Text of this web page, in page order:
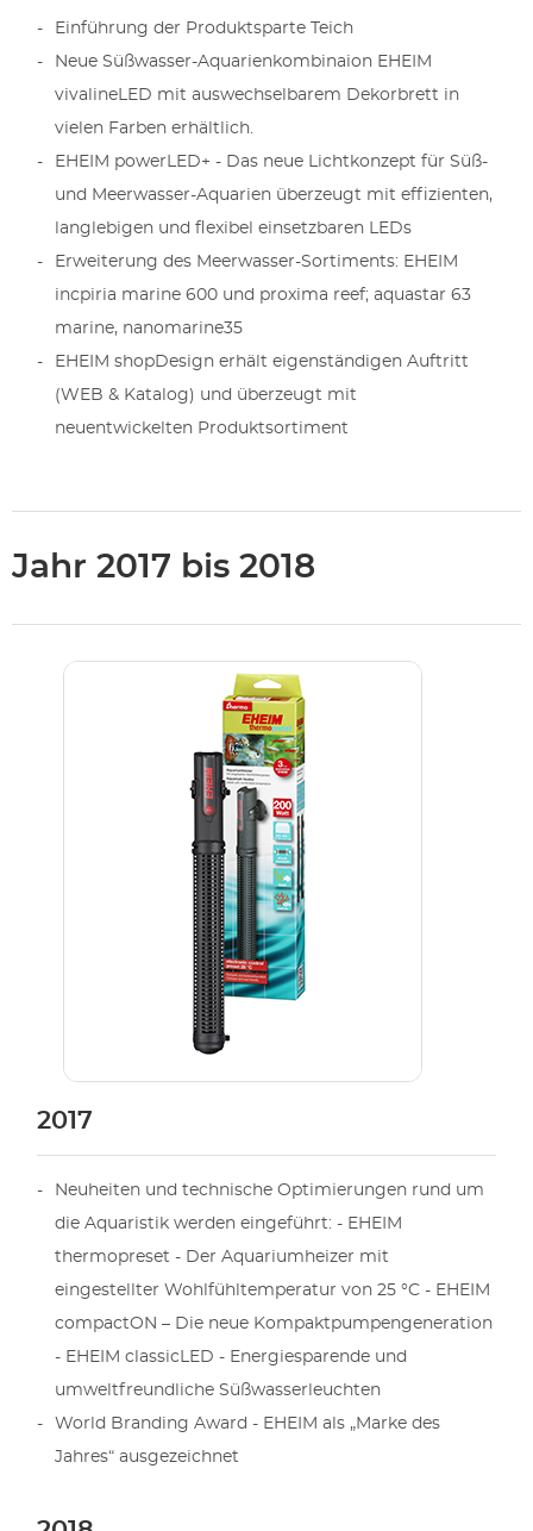
Einführung der Produktsparte Teich
Neue Süßwasser-Aquarienkombinaion EHEIM
vivalineLED mit auswechselbarem Dekorbrett in
vielen Farben erhältlich.
EHEIM powerLED+ - Das neue Lichtkonzept für Süß-
und Meerwasser-Aquarien überzeugt mit effizienten,
langlebigen und flexibel einsetzbaren LEDs
Erweiterung des Meerwasser-Sortiments: EHEIM
incpiria marine 600 und proxima reef; aquastar 63
marine, nanomarine35
EHEIM shopDesign erhält eigenständigen Auftritt
(WEB & Katalog) und überzeugt mit
neuentwickelten Produktsortiment
Jahr 2017 bis 2018
2017
Neuheiten und technische Optimierungen rund um
die Aquaristik werden eingeführt: - EHEIM
thermopreset - Der Aquariumheizer mit
eingestellter Wohlfühltemperatur von 25 °C - EHEIM
compactON – Die neue Kompaktpumpengeneration
- EHEIM classicLED - Energiesparende und
umweltfreundliche Süßwasserleuchten
World Branding Award - EHEIM als „Marke des
Jahres“ ausgezeichnet